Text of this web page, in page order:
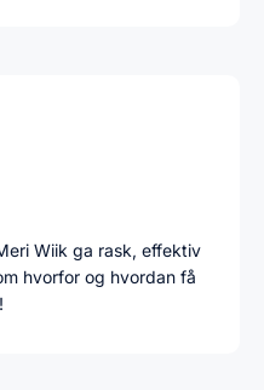
Wiik ga rask, effektiv
hvorfor og hvordan få